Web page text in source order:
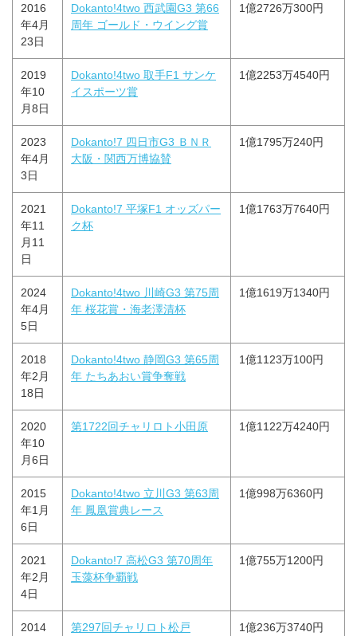
2016
年4月
23日
Dokanto!4two 西武園G3 第66
周年 ゴールド・ウイング賞
1億2726万300円
2019
年10
月8日
Dokanto!4two 取手F1 サンケ
イスポーツ賞
1億2253万4540円
2023
年4月
3日
Dokanto!7 四日市G3 ＢＮＲ
大阪・関西万博協賛
1億1795万240円
2021
年11
月11
日
Dokanto!7 平塚F1 オッズパー
ク杯
1億1763万7640円
2024
年4月
5日
Dokanto!4two 川崎G3 第75周
年 桜花賞・海老澤清杯
1億1619万1340円
2018
年2月
18日
Dokanto!4two 静岡G3 第65周
年 たちあおい賞争奪戦
1億1123万100円
2020
年10
月6日
第1722回チャリロト小田原 1億1122万4240円
2015
年1月
6日
Dokanto!4two 立川G3 第63周
年 鳳凰賞典レース
1億998万6360円
2021
年2月
4日
Dokanto!7 高松G3 第70周年
玉藻杯争覇戦
1億755万1200円
2014
第297回チャリロト松戸 1億236万3740円